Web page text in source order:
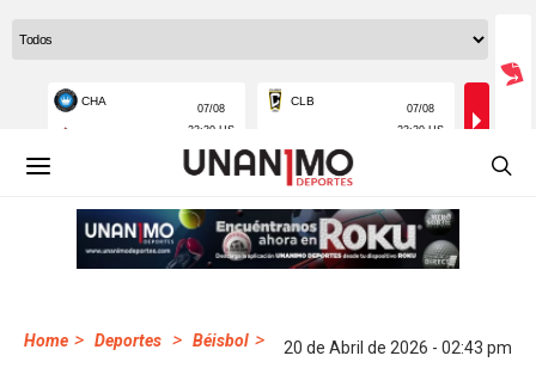
Home > Deportes > Béisbol > 20 de Abril de 2026 - 02:43 pm